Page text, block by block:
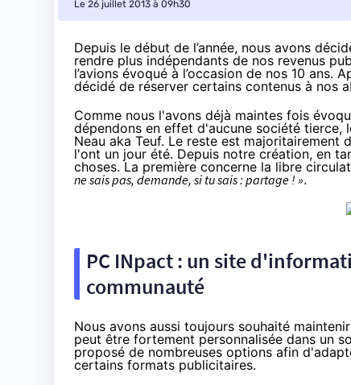
Le 26 juillet 2013 à 09h30
Depuis le début de l’année, nous avons
rendre plus indépendants de nos revenus
l’avions évoqué à l’occasion de nos 10 ans.
décidé de réserver certains contenus à nos
Comme nous l'avons déjà maintes fois
dépendons en effet d'aucune société
Neau aka Teuf. Le reste est
l'ont un jour été. Depuis notre création, en
choses. La première concerne la libre
ne sais pas, demande, si tu sais : partage ! ».
PC INpact : un site
communauté
Nous avons aussi toujours souhaité
peut être fortement personnalisée dans un
proposé de nombreuses options afin
certains formats publicitaires.